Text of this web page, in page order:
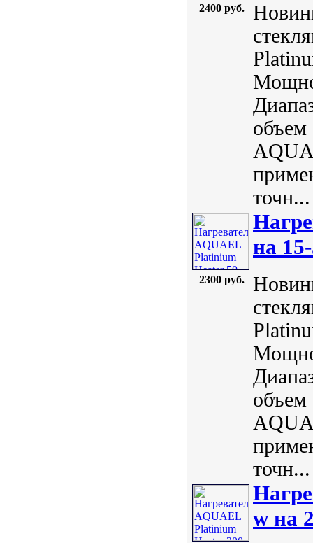
2400 руб.
объем
точн...
2300 руб.
на
объем
точн...
w на